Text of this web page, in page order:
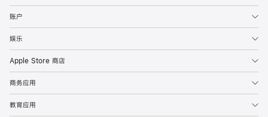
账户
娱乐
Apple Store 商店
商务应用
教育应用